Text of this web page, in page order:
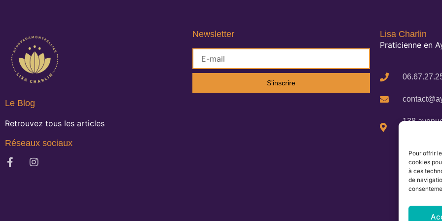
Pour offrir
cookies
à ces
de
Le Blog
Retrouvez tous les articles
Réseaux sociaux
Newsletter
S'inscrire
Lisa Charlin
Praticienne en
138